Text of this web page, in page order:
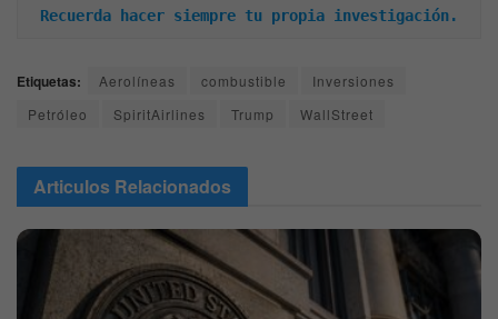
Recuerda hacer siempre tu propia investigación.
Etiquetas: Aerolíneas combustible
Inversiones
Petróleo
SpiritAirlines Trump WallStreet
Articulos Relacionados